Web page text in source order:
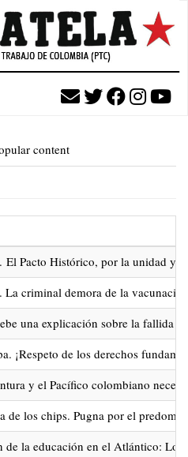
content
El Pacto Histórico, por la unidad y
La criminal demora de la
una explicación sobre la fallida
¡Respeto de los derechos
y el Pacífico colombiano
de los chips. Pugna por el
de la educación en el Atlántico: Lo